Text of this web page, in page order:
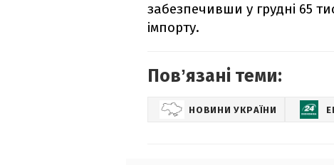
забезпечивши у грудні 65
імпорту.
Повʼязані теми:
НОВИНИ УКРАЇНИ